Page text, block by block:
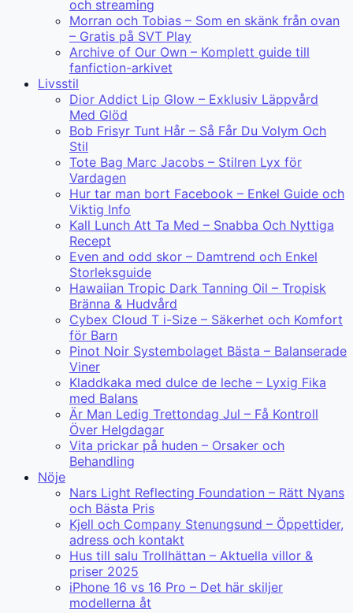
och streaming
Morran och Tobias – Som en skänk från ovan
– Gratis på SVT Play
Archive of Our Own – Komplett guide till
fanfiction-arkivet
Livsstil
Dior Addict Lip Glow – Exklusiv Läppvård
Med Glöd
Bob Frisyr Tunt Hår – Så Får Du Volym Och
Stil
Tote Bag Marc Jacobs – Stilren Lyx för
Vardagen
Hur tar man bort Facebook – Enkel Guide och
Viktig Info
Kall Lunch Att Ta Med – Snabba Och Nyttiga
Recept
Even and odd skor – Damtrend och Enkel
Storleksguide
Hawaiian Tropic Dark Tanning Oil – Tropisk
Bränna & Hudvård
Cybex Cloud T i-Size – Säkerhet och Komfort
för Barn
Pinot Noir Systembolaget Bästa – Balanserade
Viner
Kladdkaka med dulce de leche – Lyxig Fika
med Balans
Är Man Ledig Trettondag Jul – Få Kontroll
Över Helgdagar
Vita prickar på huden – Orsaker och
Behandling
Nöje
Nars Light Reflecting Foundation – Rätt Nyans
och Bästa Pris
Kjell och Company Stenungsund – Öppettider,
adress och kontakt
Hus till salu Trollhättan – Aktuella villor &
priser 2025
iPhone 16 vs 16 Pro – Det här skiljer
modellerna åt